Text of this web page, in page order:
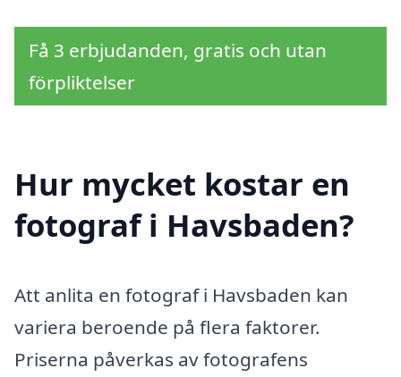
Få 3 erbjudanden, gratis och utan
förpliktelser
Hur mycket kostar en
fotograf i Havsbaden?
Att anlita en fotograf i Havsbaden kan
variera beroende på flera faktorer.
Priserna påverkas av fotografens